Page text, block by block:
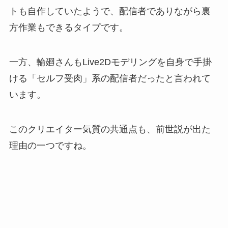
トも自作していたようで、配信者でありながら裏
方作業もできるタイプです。
一方、輪廻さんもLive2Dモデリングを自身で手掛
ける「セルフ受肉」系の配信者だったと言われて
います。
このクリエイター気質の共通点も、前世説が出た
理由の一つですね。